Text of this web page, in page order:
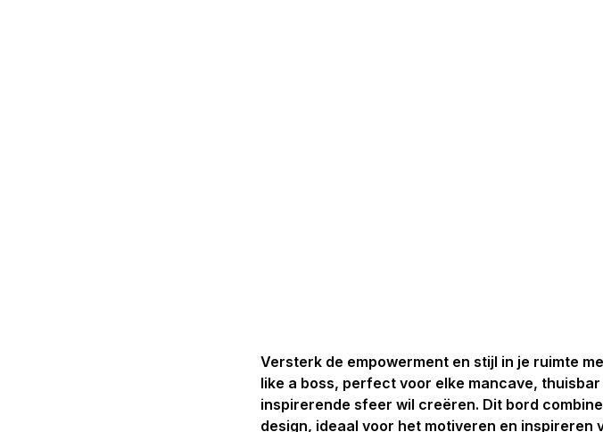
Versterk de empowerment en stijl in je ruimte
like a boss, perfect voor elke mancave,
inspirerende sfeer wil creëren. Dit bord
design, ideaal voor het motiveren en inspireren